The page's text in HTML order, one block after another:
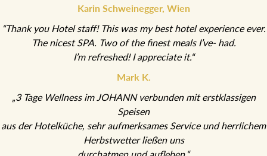
– wir kommen gerne wieder.“
Karin Schweinegger, Wien
“Thank you Hotel staff! This was my best hotel experience ever.
The nicest SPA. Two of the finest meals I’ve- had.
I’m refreshed! I appreciate it.“
Mark K.
„3 Tage Wellness im JOHANN verbunden mit erstklassigen
Speisen
aus der Hotelküche, sehr aufmerksames Service und